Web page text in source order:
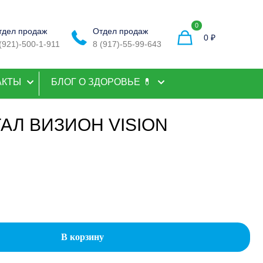
продаж
500-1-911
Отдел продаж
8 (917)-55-99-643
0
0 ₽
БЛОГ О ЗДОРОВЬЕ 💊
ВИЗИОН VISION
В корзину